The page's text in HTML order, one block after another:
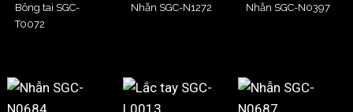
Bông tai SGC-
T0072
Nhẫn SGC-N1272 Nhẫn SGC-N0397